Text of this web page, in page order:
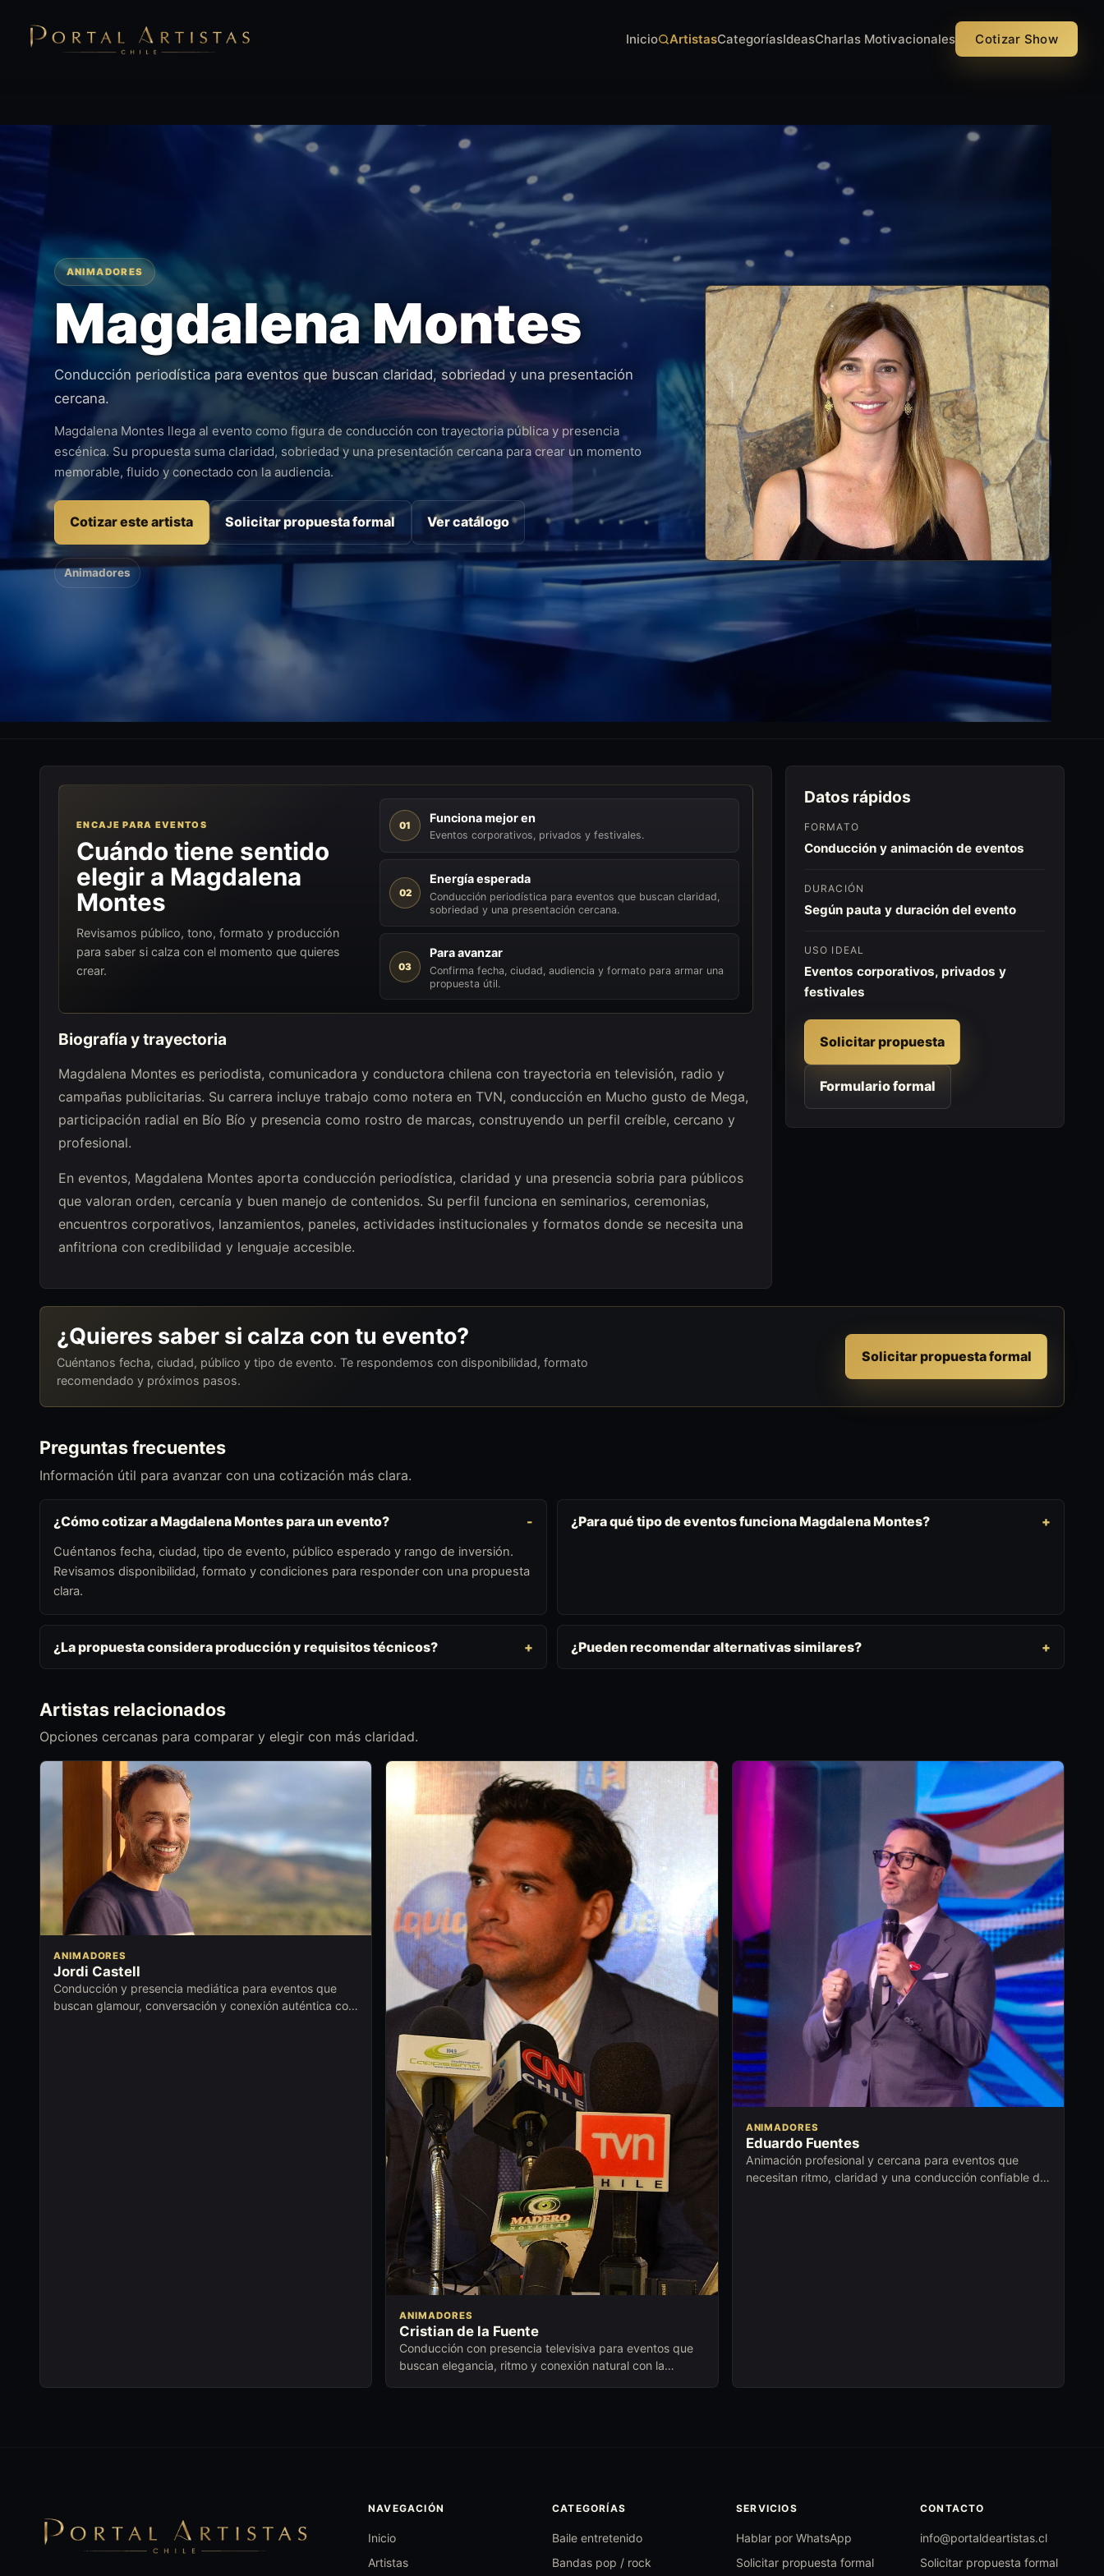
Inicio ArtistasCategoríasIdeasCharlas Motivacionales Cotizar Show
ANIMADORES
Magdalena Montes
Conducción periodística para eventos que buscan claridad, sobriedad y una presentación
cercana.
Magdalena Montes llega al evento como figura de conducción con trayectoria pública y presencia
escénica. Su propuesta suma claridad, sobriedad y una presentación cercana para crear un momento
memorable, fluido y conectado con la audiencia.
Cotizar este artista Solicitar propuesta formal Ver catálogo
Animadores
ENCAJE PARA EVENTOS
Cuándo tiene sentido
elegir a Magdalena
Montes
Revisamos público, tono, formato y producción
para saber si calza con el momento que quieres
crear.
01
Funciona mejor en
Eventos corporativos, privados y festivales.
02
Energía esperada
Conducción periodística para eventos que buscan claridad,
sobriedad y una presentación cercana.
03
Para avanzar
Confirma fecha, ciudad, audiencia y formato para armar una
propuesta útil.
Biografía y trayectoria
Magdalena Montes es periodista, comunicadora y conductora chilena con trayectoria en televisión, radio y
campañas publicitarias. Su carrera incluye trabajo como notera en TVN, conducción en Mucho gusto de Mega,
participación radial en Bío Bío y presencia como rostro de marcas, construyendo un perfil creíble, cercano y
profesional.
En eventos, Magdalena Montes aporta conducción periodística, claridad y una presencia sobria para públicos
que valoran orden, cercanía y buen manejo de contenidos. Su perfil funciona en seminarios, ceremonias,
encuentros corporativos, lanzamientos, paneles, actividades institucionales y formatos donde se necesita una
anfitriona con credibilidad y lenguaje accesible.
Datos rápidos
FORMATO
Conducción y animación de eventos
DURACIÓN
Según pauta y duración del evento
USO IDEAL
Eventos corporativos, privados y
festivales
Solicitar propuesta
Formulario formal
¿Quieres saber si calza con tu evento?
Cuéntanos fecha, ciudad, público y tipo de evento. Te respondemos con disponibilidad, formato
recomendado y próximos pasos.
Solicitar propuesta formal
Preguntas frecuentes
Información útil para avanzar con una cotización más clara.
¿Cómo cotizar a Magdalena Montes para un evento?
Cuéntanos fecha, ciudad, tipo de evento, público esperado y rango de inversión.
Revisamos disponibilidad, formato y condiciones para responder con una propuesta
clara.
¿Para qué tipo de eventos funciona Magdalena Montes?
¿La propuesta considera producción y requisitos técnicos? ¿Pueden recomendar alternativas similares?
Artistas relacionados
Opciones cercanas para comparar y elegir con más claridad.
ANIMADORES
Jordi Castell
Conducción y presencia mediática para eventos que
buscan glamour, conversación y conexión auténtica con
ANIMADORES
Cristian de la Fuente
Conducción con presencia televisiva para eventos que
buscan elegancia, ritmo y conexión natural con la
ANIMADORES
Eduardo Fuentes
Animación profesional y cercana para eventos que
necesitan ritmo, claridad y una conducción confiable de
NAVEGACIÓN
Inicio
Artistas
CATEGORÍAS
Baile entretenido
Bandas pop / rock
SERVICIOS
Hablar por WhatsApp
Solicitar propuesta formal
CONTACTO
info@portaldeartistas.cl
Solicitar propuesta formal